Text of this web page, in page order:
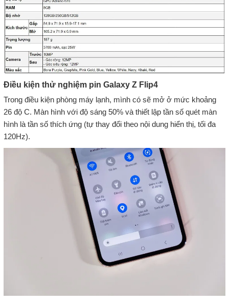
Điều kiện thử nghiệm pin Galaxy Z Flip4
Trong điều kiện phòng máy lạnh, mình có sẽ mở ở mức khoảng
26 độ C. Màn hình với độ sáng 50% và thiết lập tần số quét màn
hình là tần số thích ứng (tự thay đổi theo nội dung hiển thị, tối đa
120Hz).